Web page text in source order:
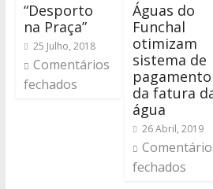
“Desporto
na Praça”
25 Julho, 2018
Comentários
fechados
Águas do
Funchal
otimizam
sistema de
pagamento
da fatura
água
26 Abril, 2019
fechados